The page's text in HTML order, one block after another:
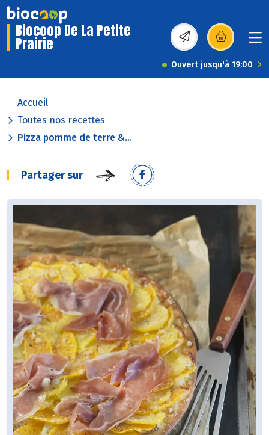
Biocoop De La Petite
Prairie (s’ouvre dans une
Ouvert jusqu'à 19:00
Accueil
Toutes nos recettes
Pizza pomme de terre &...
Partager sur